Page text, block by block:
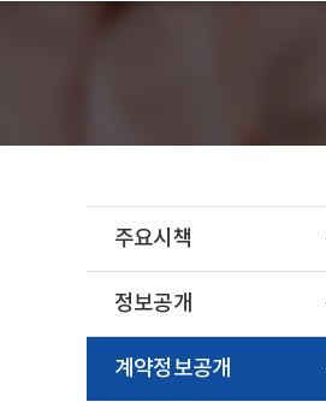
주요시책
정보공개
계약정보공개